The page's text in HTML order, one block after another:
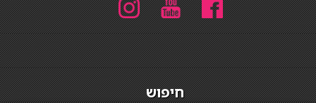
חיפוש